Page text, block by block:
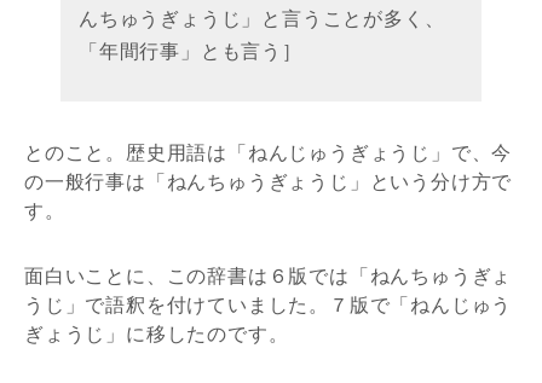
んちゅうぎょうじ」と言うことが多く、
「年間行事」とも言う］
とのこと。歴史用語は「ねんじゅうぎょうじ」で、今
の一般行事は「ねんちゅうぎょうじ」という分け方で
す。
面白いことに、この辞書は６版では「ねんちゅうぎょ
うじ」で語釈を付けていました。７版で「ねんじゅう
ぎょうじ」に移したのです。